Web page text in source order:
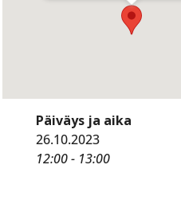
Päiväys ja aika
26.10.2023
12:00 - 13:00